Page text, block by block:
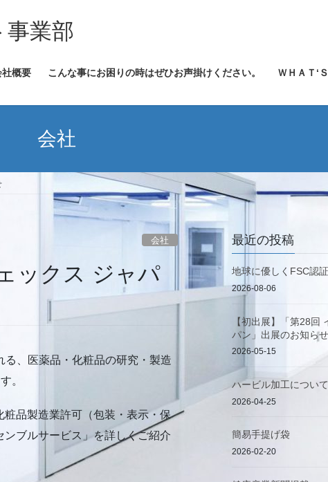
事業部
社概要 こんな事にお困りの時はぜひお声掛けください。 ＷＨＡＴ‘
会社
会社
ックス ジャパ
、医薬品・化粧品の研究・製造
。
品製造業許可（包装・表示・保
ブルサービス」を詳しくご紹介
最近の投稿
地球に優しくFSC認
2026-08-06
【初出展】「第28回
パン」出展のお知らせ
2026-05-15
ハービル加工について
2026-04-25
簡易手提げ袋
2026-02-20